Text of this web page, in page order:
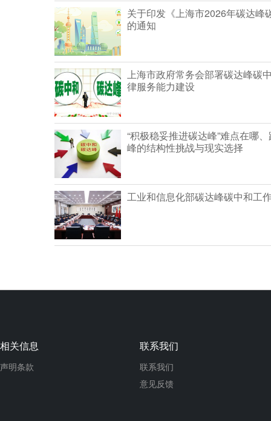
关于印发《上海市2026年碳达峰
的通知
上海市政府常务会部署碳达峰碳
律服务能力建设
“积极稳妥推进碳达峰”难点在哪
峰的结构性挑战与现实选择
工业和信息化部碳达峰碳中和工
相关信息
声明条款
联系我们
联系我们
意见反馈